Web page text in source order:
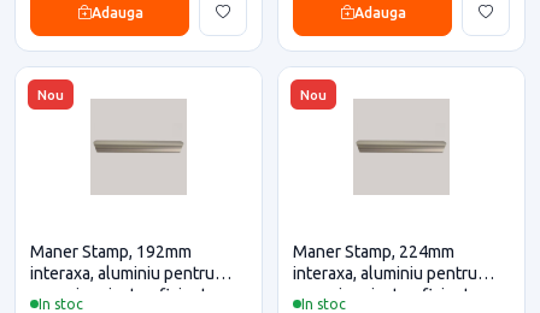
Adauga Adauga
Nou
In stoc
Maner Stamp, 192mm
interaxa, aluminiu pentru
casa si proiecte eficiente
Nou
In stoc
Maner Stamp, 224mm
interaxa, aluminiu pentru
casa si proiecte eficiente